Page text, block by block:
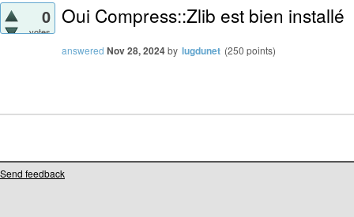
0
votes
Oui Compress::Zlib est bien installé
answered Nov 28, 2024by lugdunet (250 points)
Send feedback